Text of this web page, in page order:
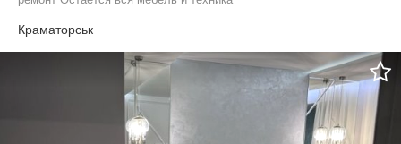
Краматорськ